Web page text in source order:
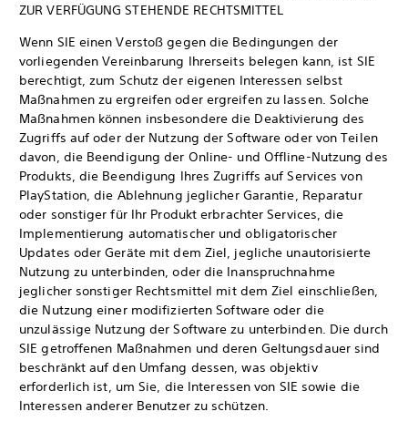
ZUR VERFÜGUNG STEHENDE RECHTSMITTEL
Wenn SIE einen Verstoß gegen die Bedingungen der
vorliegenden Vereinbarung Ihrerseits belegen kann, ist SIE
berechtigt, zum Schutz der eigenen Interessen selbst
Maßnahmen zu ergreifen oder ergreifen zu lassen. Solche
Maßnahmen können insbesondere die Deaktivierung des
Zugriffs auf oder der Nutzung der Software oder von Teilen
davon, die Beendigung der Online- und Offline-Nutzung des
Produkts, die Beendigung Ihres Zugriffs auf Services von
PlayStation, die Ablehnung jeglicher Garantie, Reparatur
oder sonstiger für Ihr Produkt erbrachter Services, die
Implementierung automatischer und obligatorischer
Updates oder Geräte mit dem Ziel, jegliche unautorisierte
Nutzung zu unterbinden, oder die Inanspruchnahme
jeglicher sonstiger Rechtsmittel mit dem Ziel einschließen,
die Nutzung einer modifizierten Software oder die
unzulässige Nutzung der Software zu unterbinden. Die durch
SIE getroffenen Maßnahmen und deren Geltungsdauer sind
beschränkt auf den Umfang dessen, was objektiv
erforderlich ist, um Sie, die Interessen von SIE sowie die
Interessen anderer Benutzer zu schützen.